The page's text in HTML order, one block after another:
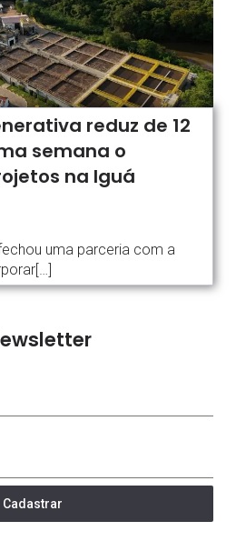
reduz de 12
semana o
na Iguá
uma parceria com a
Cadastrar